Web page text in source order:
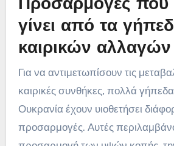
Προσαρμογές που
γίνει από τα
καιρικών αλλαγών
Για να αντιμετωπίσουν τις
καιρικές συνθήκες, πολλά
Ουκρανία έχουν υιοθετήσει
προσαρμογές. Αυτές